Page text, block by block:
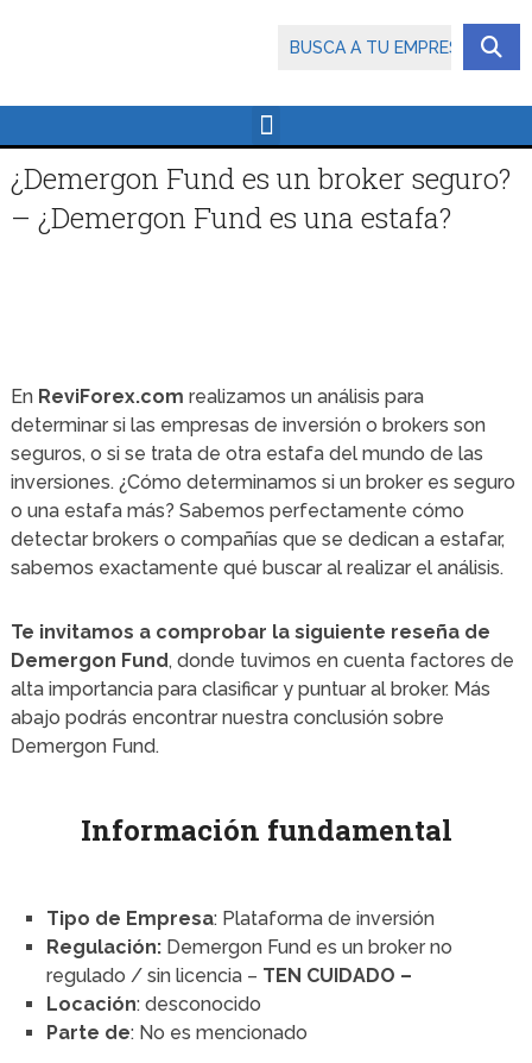
¿Demergon Fund es un broker seguro?
– ¿Demergon Fund es una estafa?
En ReviForex.com realizamos un análisis para
determinar si las empresas de inversión o brokers son
seguros, o si se trata de otra estafa del mundo de las
inversiones. ¿Cómo determinamos si un broker es seguro
o una estafa más? Sabemos perfectamente cómo
detectar brokers o compañías que se dedican a estafar,
sabemos exactamente qué buscar al realizar el análisis.
Te invitamos a comprobar la siguiente reseña de
Demergon Fund, donde tuvimos en cuenta factores de
alta importancia para clasificar y puntuar al broker. Más
abajo podrás encontrar nuestra conclusión sobre
Demergon Fund.
Información fundamental
Tipo de Empresa: Plataforma de inversión
Regulación: Demergon Fund es un broker no
regulado / sin licencia – TEN CUIDADO –
Locación: desconocido
Parte de: No es mencionado